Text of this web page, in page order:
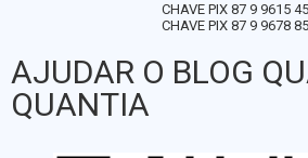
CHAVE PIX 87 9 9615
CHAVE PIX 87 9 9678
AJUDAR O BLOG
QUANTIA